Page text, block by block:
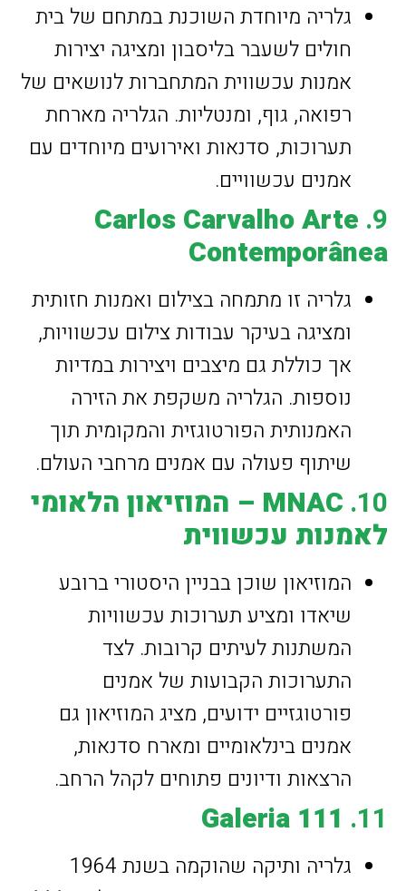
גלריה מיוחדת השוכנת במתחם של בית
חולים לשעבר בליסבון ומציגה יצירות
אמנות עכשווית המתחברות לנושאים של
רפואה, גוף, ומנטליות. הגלריה מארחת
תערוכות, סדנאות ואירועים מיוחדים עם
אמנים עכשוויים.
9.
Carlos Carvalho Arte
Contemporânea
גלריה זו מתמחה בצילום ואמנות חזותית
ומציגה בעיקר עבודות צילום עכשוויות,
אך כוללת גם מיצבים ויצירות במדיות
נוספות. הגלריה משקפת את הזירה
האמנותית הפורטוגזית והמקומית תוך
שיתוף פעולה עם אמנים מרחבי העולם.
10.
MNAC – המוזיאון הלאומי
לאמנות עכשווית
המוזיאון שוכן בבניין היסטורי ברובע
שיאדו ומציע תערוכות עכשוויות
המשתנות לעיתים קרובות. לצד
התערוכות הקבועות של אמנים
פורטוגזיים ידועים, מציג המוזיאון גם
אמנים בינלאומיים ומארח סדנאות,
הרצאות ודיונים פתוחים לקהל הרחב.
11.
Galeria 111
גלריה ותיקה שהוקמה בשנת 1964